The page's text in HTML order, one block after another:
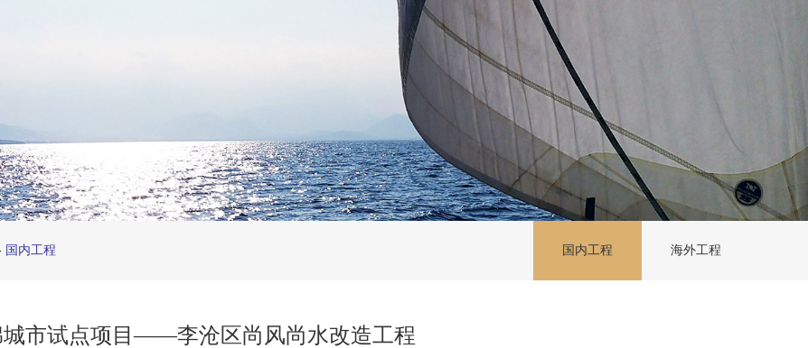
国内工程 国内工程 海外工程
城市试点项目——李沧区尚风尚水改造工程